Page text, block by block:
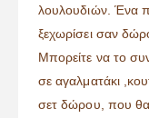
λουλουδιών. Ένα
ξεχωρίσει σαν
Μπορείτε να το
σε αγαλματάκι
σετ δώρου, που θα